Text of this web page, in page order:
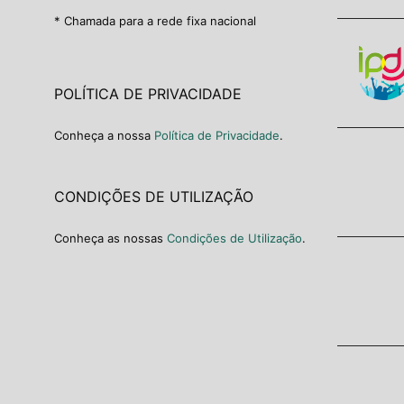
* Chamada para a rede fixa nacional
POLÍTICA DE PRIVACIDADE
Conheça a nossa Política de Privacidade.
CONDIÇÕES DE UTILIZAÇÃO
Conheça as nossas Condições de Utilização.